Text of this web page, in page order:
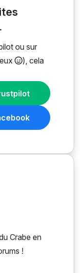
ou sur
), cela
Crabe en
!